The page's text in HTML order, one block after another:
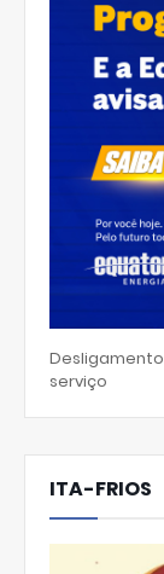
serviço
ITA-FRIOS